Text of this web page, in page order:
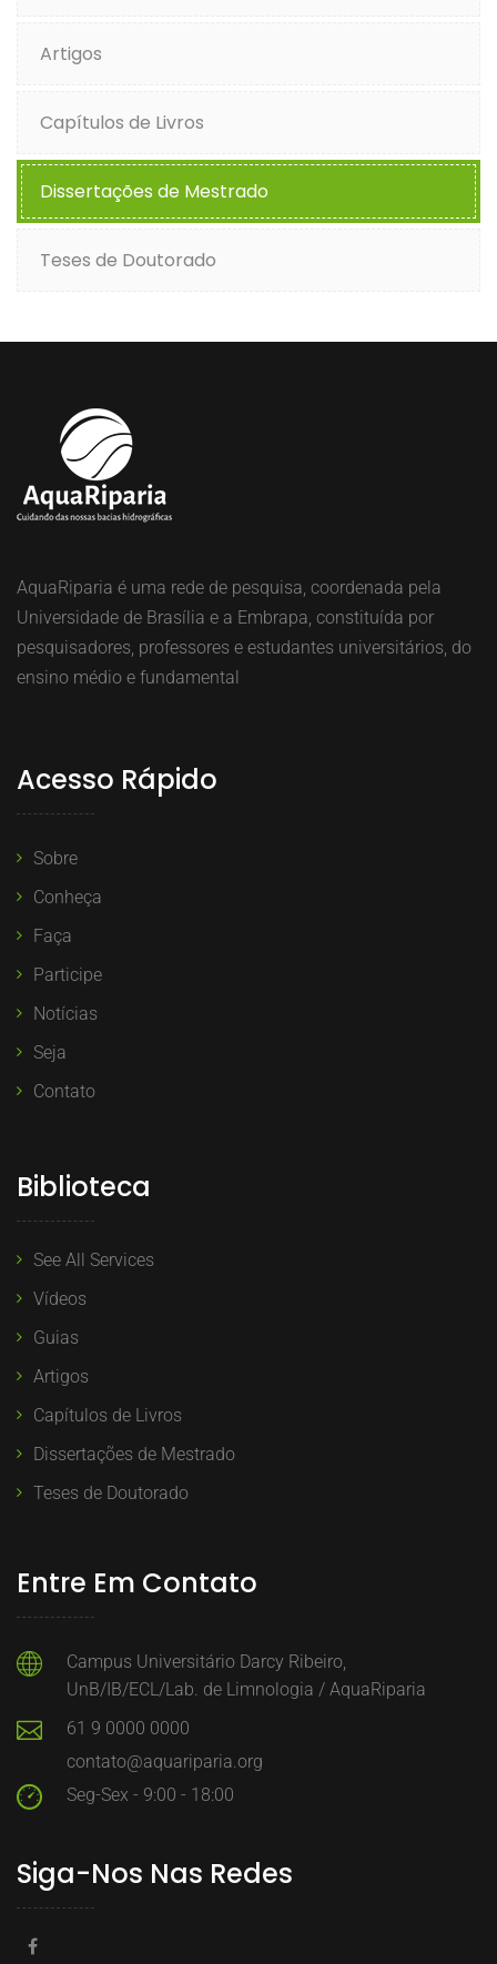
Artigos
Capítulos de Livros
Dissertações de Mestrado
Teses de Doutorado
AquaRiparia é uma rede de pesquisa, coordenada pela
Universidade de Brasília e a Embrapa, constituída por
pesquisadores, professores e estudantes universitários, do
ensino médio e fundamental
Acesso Rápido
Sobre
Conheça
Faça
Participe
Notícias
Seja
Contato
Biblioteca
See All Services
Vídeos
Guias
Artigos
Capítulos de Livros
Dissertações de Mestrado
Teses de Doutorado
Entre Em Contato
Campus Universitário Darcy Ribeiro,
UnB/IB/ECL/Lab. de Limnologia / AquaRiparia
61 9 0000 0000
contato@aquariparia.org
Seg-Sex - 9:00 - 18:00
Siga-Nos Nas Redes